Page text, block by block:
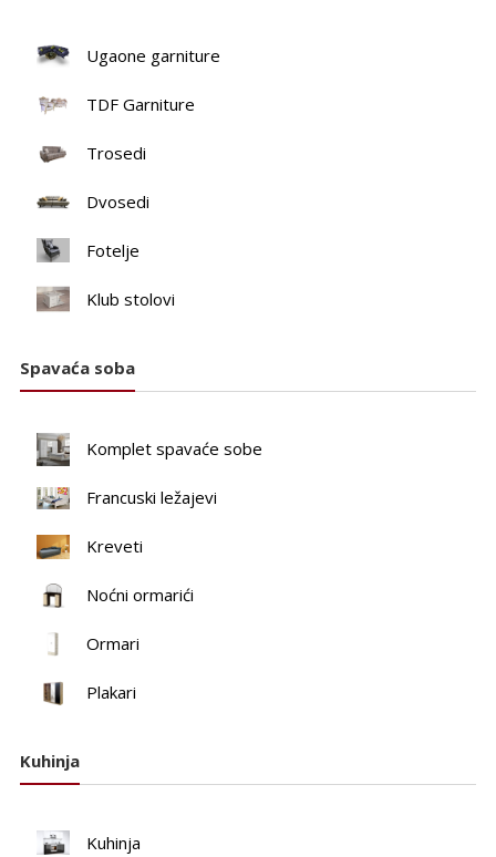
Ugaone garniture
TDF Garniture
Trosedi
Dvosedi
Fotelje
Klub stolovi
Spavaća soba
Komplet spavaće sobe
Francuski ležajevi
Kreveti
Noćni ormarići
Ormari
Plakari
Kuhinja
Kuhinja